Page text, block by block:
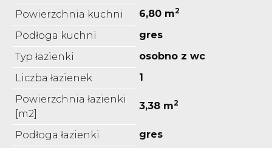
Powierzchnia kuchni
6,80 m2
Podłoga kuchni
gres
Typ łazienki
osobno z wc
Liczba łazienek
1
Powierzchnia łazienki
[m2]
3,38 m2
Podłoga łazienki gres